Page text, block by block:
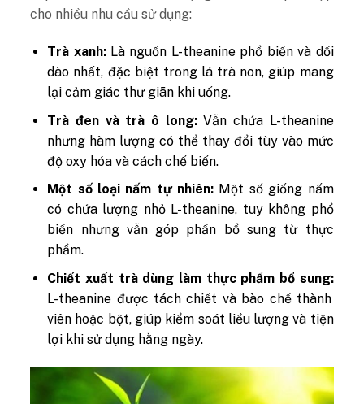
cho nhiều nhu cầu sử dụng:
Trà xanh:Là nguồn L-theanine phổ biến và dồi
dào nhất, đặc biệt trong lá trà non, giúp mang
lại cảm giác thư giãn khi uống.
Trà đen và trà ô long:Vẫn chứa L-theanine
nhưng hàm lượng có thể thay đổi tùy vào mức
độ oxy hóa và cách chế biến.
Một số loại nấm tự nhiên: Một số giống nấm
có chứa lượng nhỏ L-theanine, tuy không phổ
biến nhưng vẫn góp phần bổ sung từ thực
phẩm.
Chiết xuất trà dùng làm thực phẩm bổ sung:
L-theanine được tách chiết và bào chế thành
viên hoặc bột, giúp kiểm soát liều lượng và tiện
lợi khi sử dụng hằng ngày.